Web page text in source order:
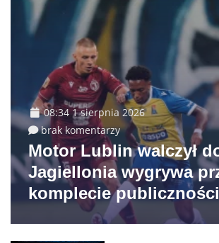
08:34 1 sierpnia 2026
brak komentarzy
Motor Lublin walczył
Jagiellonia wygrywa
komplecie publiczności